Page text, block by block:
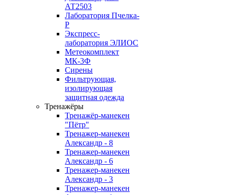
АТ2503
Лаборатория Пчелка-
Р
Экспресс-
лаборатория ЭЛИОС
Метеокомплект
МК-3Ф
Сирены
Фильтрующая,
изолирующая
защитная одежда
Тренажёры
Тренажёр-манекен
"Пётр"
Тренажер-манекен
Александр - 8
Тренажер-манекен
Александр - 6
Тренажер-манекен
Александр - 3
Тренажер-манекен